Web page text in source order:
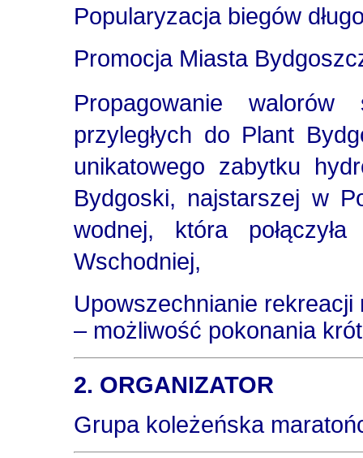
Popularyzacja biegów
Promocja Miasta
Propagowanie walorów
przyległych do Plant
unikatowego zabytku
Bydgoski, najstarszej w
wodnej, która
połączyła
Wschodniej,
Upowszechnianie
– możliwość pokonania
2. ORGANIZATOR
Grupa koleżeńska